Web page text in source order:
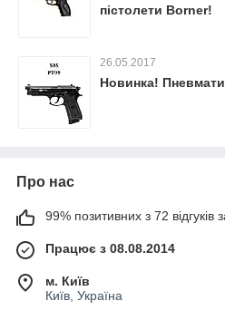
пістолети Borner!
26.05.2017
Новинка!
Про нас
99% позитивних з 72 відгуків
Працює з 08.08.2014
м. Київ
Київ, Україна